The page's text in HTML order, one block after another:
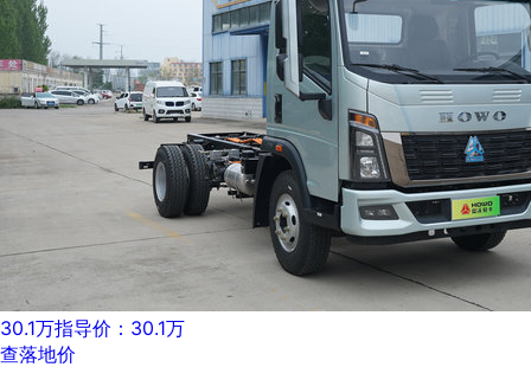
30.1万指导价：30.1万
查落地价